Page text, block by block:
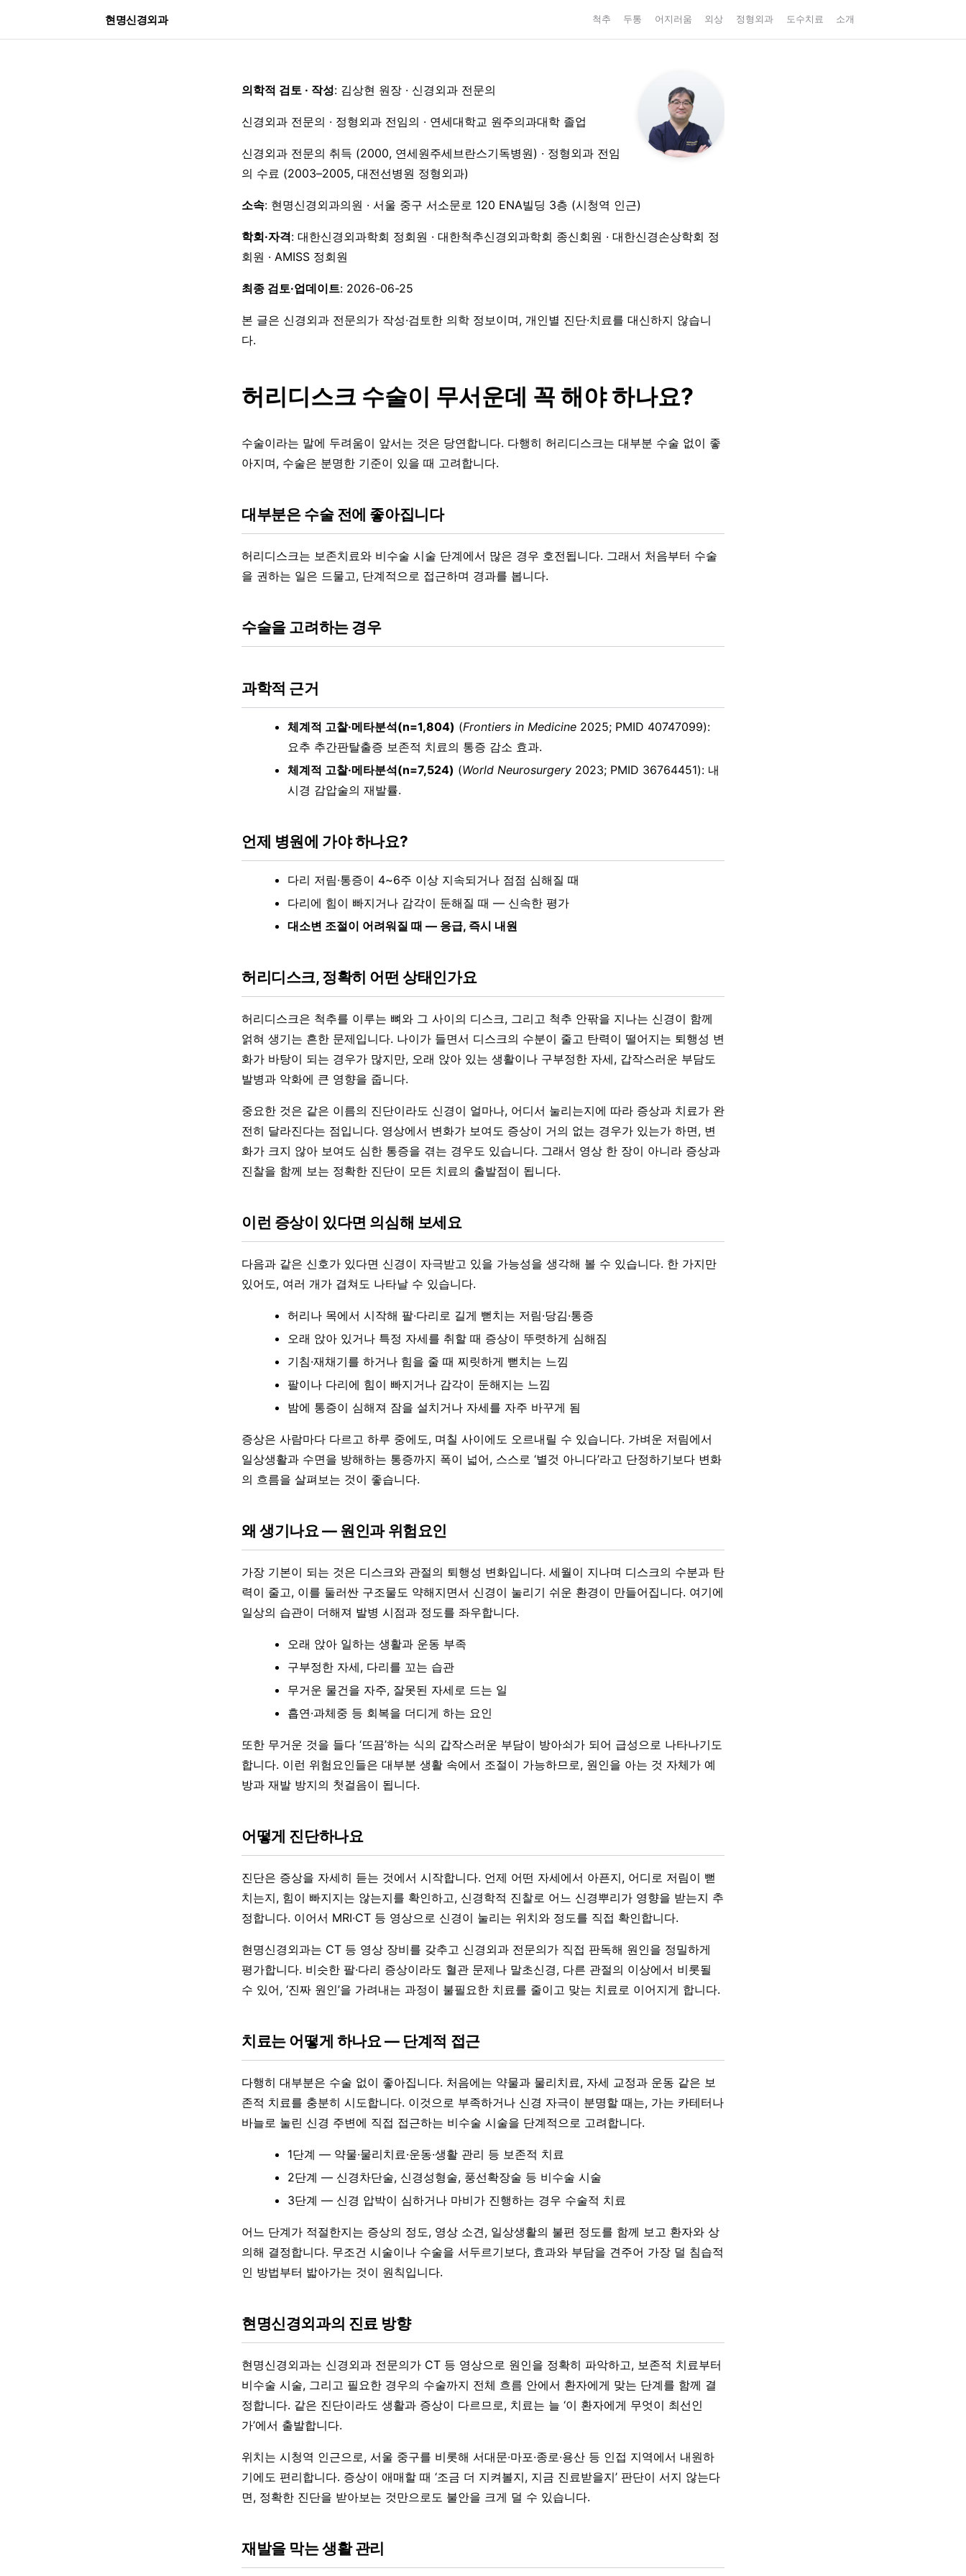
현명신경외과 척추 두통 어지러움 외상 정형외과 도수치료 소개
의학적 검토 · 작성: 김상현 원장 · 신경외과 전문의
신경외과 전문의 · 정형외과 전임의 · 연세대학교 원주의과대학 졸업
신경외과 전문의 취득 (2000, 연세원주세브란스기독병원) · 정형외과 전임
의 수료 (2003–2005, 대전선병원 정형외과)
소속: 현명신경외과의원 · 서울 중구 서소문로 120 ENA빌딩 3층 (시청역 인근)
학회·자격: 대한신경외과학회 정회원 · 대한척추신경외과학회 종신회원 · 대한신경손상학회 정
회원 · AMISS 정회원
최종 검토·업데이트: 2026-06-25
본 글은 신경외과 전문의가 작성·검토한 의학 정보이며, 개인별 진단·치료를 대신하지 않습니
다.
허리디스크 수술이 무서운데 꼭 해야 하나요?
수술이라는 말에 두려움이 앞서는 것은 당연합니다. 다행히 허리디스크는 대부분 수술 없이 좋
아지며, 수술은 분명한 기준이 있을 때 고려합니다.
대부분은 수술 전에 좋아집니다
허리디스크는 보존치료와 비수술 시술 단계에서 많은 경우 호전됩니다. 그래서 처음부터 수술
을 권하는 일은 드물고, 단계적으로 접근하며 경과를 봅니다.
수술을 고려하는 경우
과학적 근거
체계적 고찰·메타분석(n=1,804) (Frontiers in Medicine 2025; PMID 40747099):
요추 추간판탈출증 보존적 치료의 통증 감소 효과.
체계적 고찰·메타분석(n=7,524) (World Neurosurgery 2023; PMID 36764451): 내
시경 감압술의 재발률.
언제 병원에 가야 하나요?
다리 저림·통증이 4~6주 이상 지속되거나 점점 심해질 때
다리에 힘이 빠지거나 감각이 둔해질 때 — 신속한 평가
대소변 조절이 어려워질 때 — 응급, 즉시 내원
허리디스크, 정확히 어떤 상태인가요
허리디스크은 척추를 이루는 뼈와 그 사이의 디스크, 그리고 척추 안팎을 지나는 신경이 함께
얽혀 생기는 흔한 문제입니다. 나이가 들면서 디스크의 수분이 줄고 탄력이 떨어지는 퇴행성 변
화가 바탕이 되는 경우가 많지만, 오래 앉아 있는 생활이나 구부정한 자세, 갑작스러운 부담도
발병과 악화에 큰 영향을 줍니다.
중요한 것은 같은 이름의 진단이라도 신경이 얼마나, 어디서 눌리는지에 따라 증상과 치료가 완
전히 달라진다는 점입니다. 영상에서 변화가 보여도 증상이 거의 없는 경우가 있는가 하면, 변
화가 크지 않아 보여도 심한 통증을 겪는 경우도 있습니다. 그래서 영상 한 장이 아니라 증상과
진찰을 함께 보는 정확한 진단이 모든 치료의 출발점이 됩니다.
이런 증상이 있다면 의심해 보세요
다음과 같은 신호가 있다면 신경이 자극받고 있을 가능성을 생각해 볼 수 있습니다. 한 가지만
있어도, 여러 개가 겹쳐도 나타날 수 있습니다.
허리나 목에서 시작해 팔·다리로 길게 뻗치는 저림·당김·통증
오래 앉아 있거나 특정 자세를 취할 때 증상이 뚜렷하게 심해짐
기침·재채기를 하거나 힘을 줄 때 찌릿하게 뻗치는 느낌
팔이나 다리에 힘이 빠지거나 감각이 둔해지는 느낌
밤에 통증이 심해져 잠을 설치거나 자세를 자주 바꾸게 됨
증상은 사람마다 다르고 하루 중에도, 며칠 사이에도 오르내릴 수 있습니다. 가벼운 저림에서
일상생활과 수면을 방해하는 통증까지 폭이 넓어, 스스로 ‘별것 아니다’라고 단정하기보다 변화
의 흐름을 살펴보는 것이 좋습니다.
왜 생기나요 — 원인과 위험요인
가장 기본이 되는 것은 디스크와 관절의 퇴행성 변화입니다. 세월이 지나며 디스크의 수분과 탄
력이 줄고, 이를 둘러싼 구조물도 약해지면서 신경이 눌리기 쉬운 환경이 만들어집니다. 여기에
일상의 습관이 더해져 발병 시점과 정도를 좌우합니다.
오래 앉아 일하는 생활과 운동 부족
구부정한 자세, 다리를 꼬는 습관
무거운 물건을 자주, 잘못된 자세로 드는 일
흡연·과체중 등 회복을 더디게 하는 요인
또한 무거운 것을 들다 ‘뜨끔’하는 식의 갑작스러운 부담이 방아쇠가 되어 급성으로 나타나기도
합니다. 이런 위험요인들은 대부분 생활 속에서 조절이 가능하므로, 원인을 아는 것 자체가 예
방과 재발 방지의 첫걸음이 됩니다.
어떻게 진단하나요
진단은 증상을 자세히 듣는 것에서 시작합니다. 언제 어떤 자세에서 아픈지, 어디로 저림이 뻗
치는지, 힘이 빠지지는 않는지를 확인하고, 신경학적 진찰로 어느 신경뿌리가 영향을 받는지 추
정합니다. 이어서 MRI·CT 등 영상으로 신경이 눌리는 위치와 정도를 직접 확인합니다.
현명신경외과는 CT 등 영상 장비를 갖추고 신경외과 전문의가 직접 판독해 원인을 정밀하게
평가합니다. 비슷한 팔·다리 증상이라도 혈관 문제나 말초신경, 다른 관절의 이상에서 비롯될
수 있어, ‘진짜 원인’을 가려내는 과정이 불필요한 치료를 줄이고 맞는 치료로 이어지게 합니다.
치료는 어떻게 하나요 — 단계적 접근
다행히 대부분은 수술 없이 좋아집니다. 처음에는 약물과 물리치료, 자세 교정과 운동 같은 보
존적 치료를 충분히 시도합니다. 이것으로 부족하거나 신경 자극이 분명할 때는, 가는 카테터나
바늘로 눌린 신경 주변에 직접 접근하는 비수술 시술을 단계적으로 고려합니다.
1단계 — 약물·물리치료·운동·생활 관리 등 보존적 치료
2단계 — 신경차단술, 신경성형술, 풍선확장술 등 비수술 시술
3단계 — 신경 압박이 심하거나 마비가 진행하는 경우 수술적 치료
어느 단계가 적절한지는 증상의 정도, 영상 소견, 일상생활의 불편 정도를 함께 보고 환자와 상
의해 결정합니다. 무조건 시술이나 수술을 서두르기보다, 효과와 부담을 견주어 가장 덜 침습적
인 방법부터 밟아가는 것이 원칙입니다.
현명신경외과의 진료 방향
현명신경외과는 신경외과 전문의가 CT 등 영상으로 원인을 정확히 파악하고, 보존적 치료부터
비수술 시술, 그리고 필요한 경우의 수술까지 전체 흐름 안에서 환자에게 맞는 단계를 함께 결
정합니다. 같은 진단이라도 생활과 증상이 다르므로, 치료는 늘 ‘이 환자에게 무엇이 최선인
가’에서 출발합니다.
위치는 시청역 인근으로, 서울 중구를 비롯해 서대문·마포·종로·용산 등 인접 지역에서 내원하
기에도 편리합니다. 증상이 애매할 때 ‘조금 더 지켜볼지, 지금 진료받을지’ 판단이 서지 않는다
면, 정확한 진단을 받아보는 것만으로도 불안을 크게 덜 수 있습니다.
재발을 막는 생활 관리